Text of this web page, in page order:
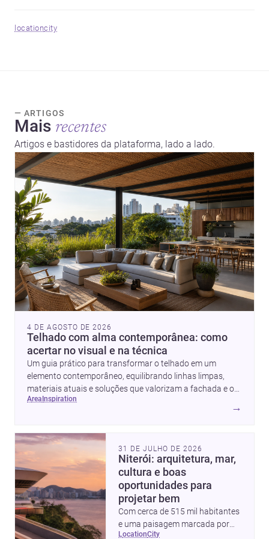
locationcity
— ARTIGOS
Mais recentes
Artigos e bastidores da plataforma, lado a lado.
4 DE AGOSTO DE 2026
Telhado com alma contemporânea: como
acertar no visual e na técnica
Um guia prático para transformar o telhado em um
elemento contemporâneo, equilibrando linhas limpas,
materiais atuais e soluções que valorizam a fachada e o
conforto da casa.
area inspiration
→
31 DE JULHO DE 2026
Niterói: arquitetura, mar,
cultura e boas
oportunidades para
projetar bem
Com cerca de 515 mil habitantes
e uma paisagem marcada por
ícones como o Museu de Arte
location city